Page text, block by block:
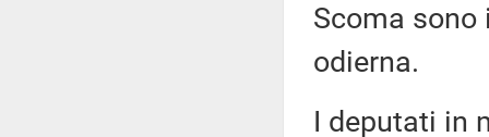
Scoma sono
odierna.
I deputati in